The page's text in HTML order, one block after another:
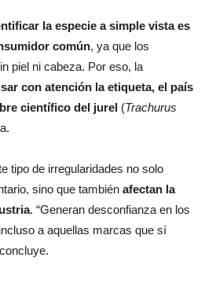
la especie a simple vista es
común, ya que los
piel ni cabeza. Por eso, la
con atención la etiqueta, el país
científico del jurel (Trachurus
tipo de irregularidades no solo
sino que también afectan la
. “Generan desconfianza en los
a aquellas marcas que sí